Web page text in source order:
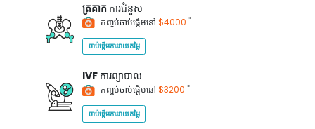
ត្រគាក ការជំនួស
កញ្ចប់ចាប់ផ្តើមនៅ $4000 *
ចាប់ផ្តើមការវាយតម្លៃ
IVF ការព្យាបាល
កញ្ចប់ចាប់ផ្តើមនៅ $3200 *
ចាប់ផ្តើមការវាយតម្លៃ